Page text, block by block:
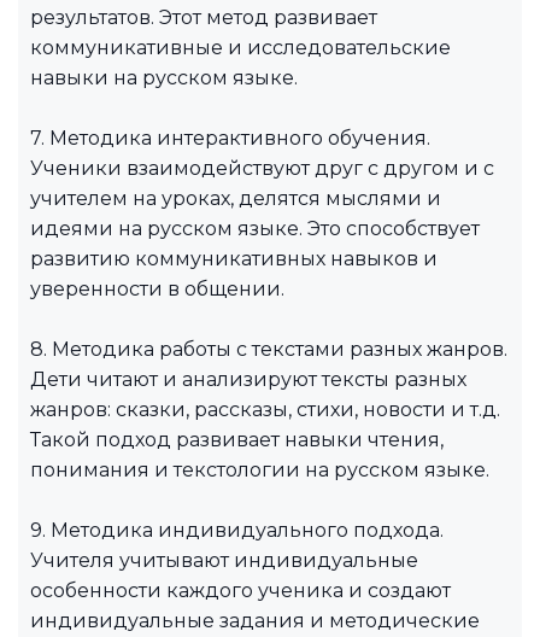
результатов. Этот метод развивает
коммуникативные и исследовательские
навыки на русском языке.
7. Методика интерактивного обучения.
Ученики взаимодействуют друг с другом и с
учителем на уроках, делятся мыслями и
идеями на русском языке. Это способствует
развитию коммуникативных навыков и
уверенности в общении.
8. Методика работы с текстами разных жанров.
Дети читают и анализируют тексты разных
жанров: сказки, рассказы, стихи, новости и т.д.
Такой подход развивает навыки чтения,
понимания и текстологии на русском языке.
9. Методика индивидуального подхода.
Учителя учитывают индивидуальные
особенности каждого ученика и создают
индивидуальные задания и методические